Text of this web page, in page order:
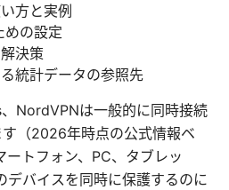
方と実例
めの設定
決策
統計データの参照先
NordVPNは一般的に同時接続
（2026年時点の公式情報ベ
ートフォン、PC、タブレッ
デバイスを同時に保護するのに